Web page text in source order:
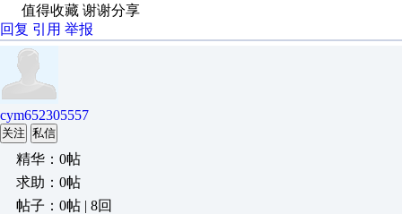
值得收藏 谢谢分享
回复 引用 举报
cym652305557
关注 私信
精华：0帖
求助：0帖
帖子：0帖 | 8回